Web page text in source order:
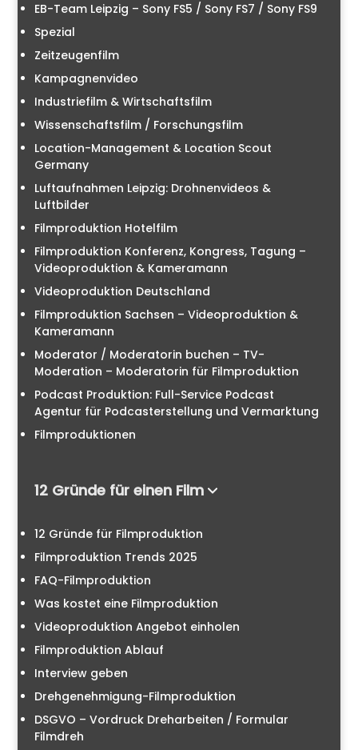
EB-Team Leipzig – Sony FS5 / Sony FS7 / Sony FS9
Spezial
Zeitzeugenfilm
Kampagnenvideo
Industriefilm & Wirtschaftsfilm
Wissenschaftsfilm / Forschungsfilm
Location-Management & Location Scout
Germany
Luftaufnahmen Leipzig: Drohnenvideos &
Luftbilder
Filmproduktion Hotelfilm
Filmproduktion Konferenz, Kongress, Tagung –
Videoproduktion & Kameramann
Videoproduktion Deutschland
Filmproduktion Sachsen – Videoproduktion &
Kameramann
Moderator / Moderatorin buchen – TV-
Moderation – Moderatorin für Filmproduktion
Podcast Produktion: Full-Service Podcast
Agentur für Podcasterstellung und Vermarktung
Filmproduktionen
12 Gründe für einen Film
12 Gründe für Filmproduktion
Filmproduktion Trends 2025
FAQ-Filmproduktion
Was kostet eine Filmproduktion
Videoproduktion Angebot einholen
Filmproduktion Ablauf
Interview geben
Drehgenehmigung-Filmproduktion
DSGVO – Vordruck Dreharbeiten / Formular
Filmdreh